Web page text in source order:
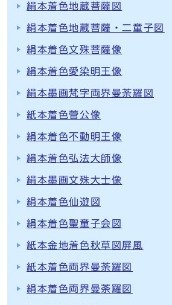
絹本着色地蔵菩薩図
絹本着色地蔵菩薩・二童子図
絹本着色文殊菩薩像
絹本着色愛染明王像
絹本墨画梵字両界曼荼羅図
紙本着色菅公像
絹本着色不動明王像
絹本着色弘法大師像
絹本墨画文殊大士像
絹本着色仙遊図
絹本着色聖童子会図
紙本金地着色秋草図屏風
紙本着色両界曼荼羅図
絹本着色両界曼荼羅図